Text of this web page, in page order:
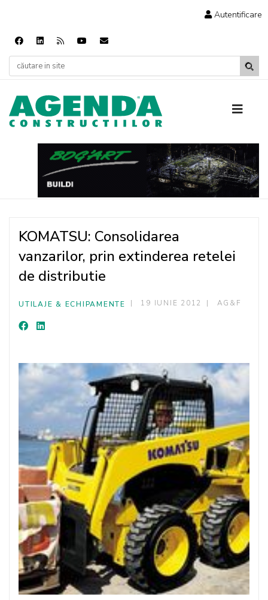
Autentificare
KOMATSU: Consolidarea
vanzarilor, prin extinderea retelei
de distributie
UTILAJE & ECHIPAMENTE 19 IUNIE 2012 AG&F